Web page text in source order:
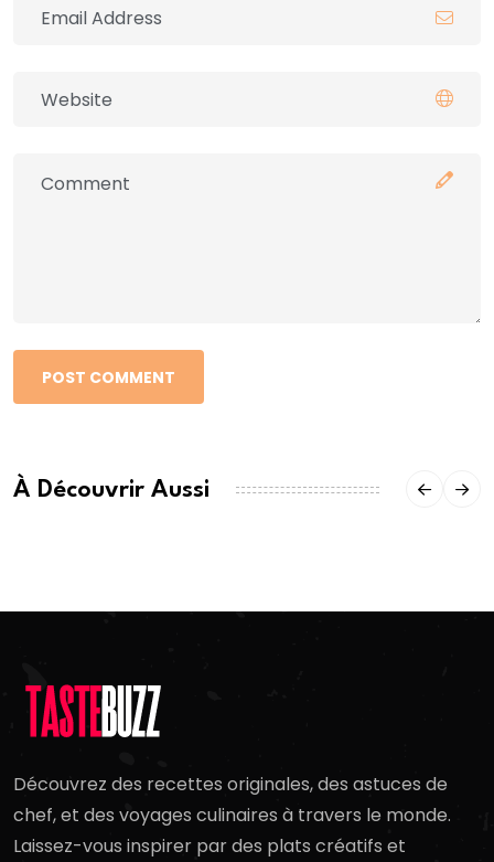
POST COMMENT
À Découvrir Aussi
Découvrez des recettes originales, des astuces de
chef, et des voyages culinaires à travers le monde.
Laissez-vous inspirer par des plats créatifs et